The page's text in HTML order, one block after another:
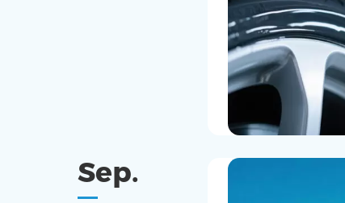
Sep.